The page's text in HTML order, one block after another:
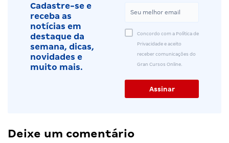
Cadastre-se e
receba as
notícias em
destaque da
semana, dicas,
novidades e
muito mais.
Concordo com a Política de
Privacidade e aceito
receber comunicações do
Gran Cursos Online.
Deixe um comentário